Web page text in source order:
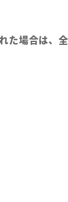
た場合は、